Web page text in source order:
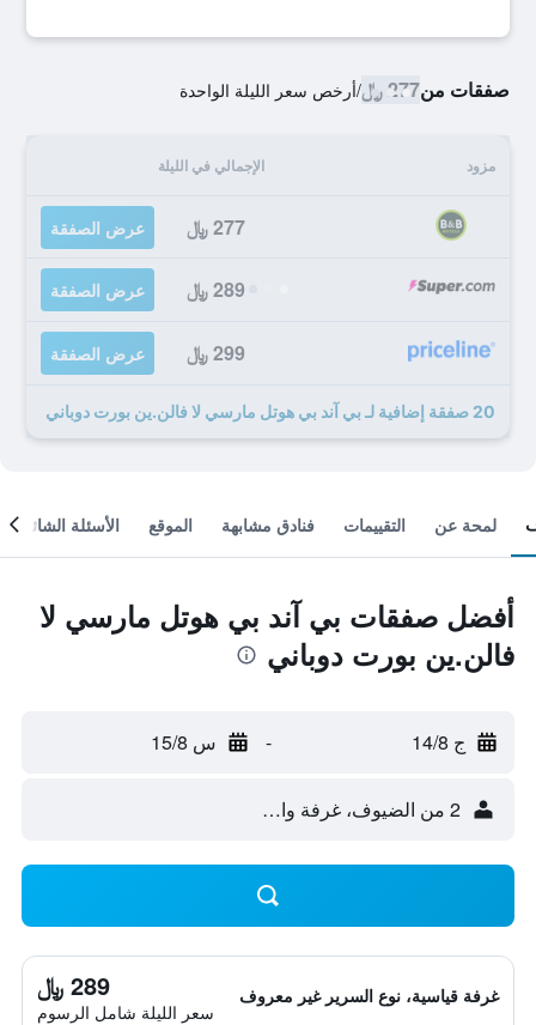
صفقات من277 ﷼ /أرخص سعر الليلة الواحدة
مزود الإجمالي في الليلة
277 ﷼ عرض الصفقة
289 ﷼ عرض الصفقة
299 ﷼ عرض الصفقة
20 صفقة إضافية لـ بي آند بي هوتل مارسي لا فالن.ين بورت دوباني
لمحة عن التقييمات فنادق مشابهة الموقع الأسئلة الشائعة
أفضل صفقات بي آند بي هوتل مارسي لا
فالن.ين بورت دوباني
ج 14/8 - س 15/8
2 من الضيوف، غرفة واحدة
غرفة قياسية، نوع السرير غير معروف 289 ﷼
سعر الليلة شامل الرسوم